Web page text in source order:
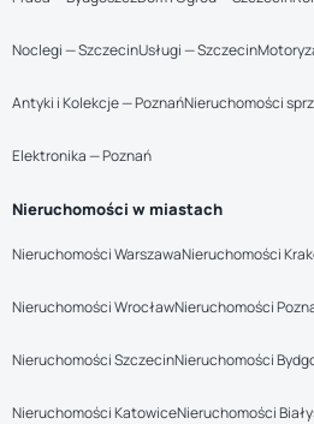
Noclegi — SzczecinUsługi — Szczecin
Antyki i Kolekcje — PoznańNieruchomości
Elektronika — Poznań
Nieruchomości w miastach
Nieruchomości WarszawaNieruchomości
Nieruchomości WrocławNieruchomości
Nieruchomości SzczecinNieruchomości
Nieruchomości KatowiceNieruchomości